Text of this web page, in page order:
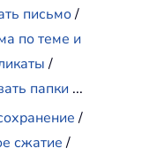
письмо/
по теме и
/
папки ...
/
сжатие/